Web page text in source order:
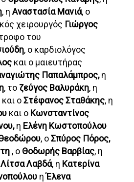
, ηΑναστασία Μανιά, ο
χειρουργός Γιώργος
του
, ο καρδιολόγος
και ο μαιευτήρας
Παπαλάμπρος,η
, το ζεύγος Βαλυράκη, η
και οΣτέφανος Σταθάκης, η
και ο Κωνσταντίνος
η Ελένη Κωστοπούλου
, οΣπύρος Πόρος,
, ο Θοδωρής Βαρβίας, η
Λίτσα Λαβδά, η Κατερίνα
ηΈλενα